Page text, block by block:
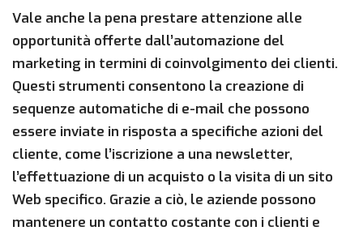
Vale anche la pena prestare attenzione alle
opportunità offerte dall’automazione del
marketing in termini di coinvolgimento dei clienti.
Questi strumenti consentono la creazione di
sequenze automatiche di e-mail che possono
essere inviate in risposta a specifiche azioni del
cliente, come l’iscrizione a una newsletter,
l’effettuazione di un acquisto o la visita di un sito
Web specifico. Grazie a ciò, le aziende possono
mantenere un contatto costante con i clienti e